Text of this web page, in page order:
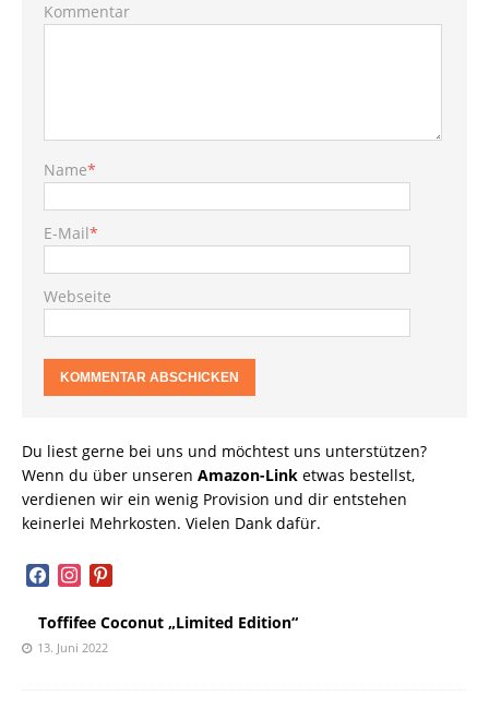
Kommentar
Name*
E-Mail*
Webseite
Du liest gerne bei uns und möchtest uns unterstützen?
Wenn du über unseren Amazon-Link etwas bestellst,
verdienen wir ein wenig Provision und dir entstehen
keinerlei Mehrkosten. Vielen Dank dafür.
facebookinstagram
pinterest
Toffifee Coconut „Limited Edition“
13. Juni 2022